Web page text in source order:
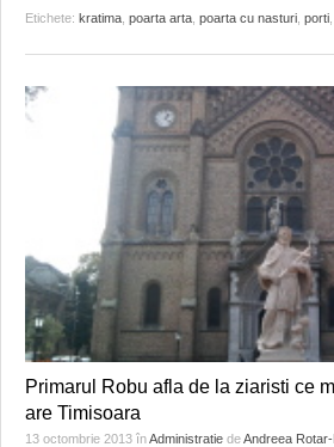
Etichete: kratima poarta arta poarta cu nasturi porti
Primarul Robu afla de la ziaristi ce
are Timisoara
13 octombrie 2013 înAdministratie deAndreea